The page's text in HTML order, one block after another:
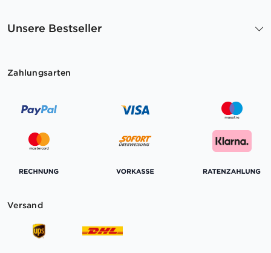
Unsere Bestseller
Zahlungsarten
Versand